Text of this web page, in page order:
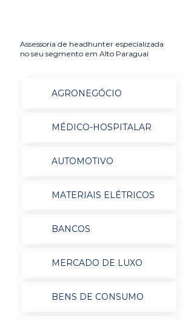
Assessoria de headhunter especializada
no seu segmento em Alto Paraguai
AGRONEGÓCIO
MÉDICO-HOSPITALAR
AUTOMOTIVO
MATERIAIS ELÉTRICOS
BANCOS
MERCADO DE LUXO
BENS DE CONSUMO